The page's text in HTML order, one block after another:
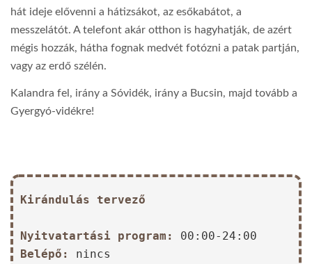
hát ideje elővenni a hátizsákot, az esőkabátot, a
messzelátót. A telefont akár otthon is hagyhatják, de azért
mégis hozzák, hátha fognak medvét fotózni a patak partján,
vagy az erdő szélén.
Kalandra fel, irány a Sóvidék, irány a Bucsin, majd tovább a
Gyergyó-vidékre!
Kirándulás tervező
Nyitvatartási program:
00:00-24:00
Belépő:
nincs